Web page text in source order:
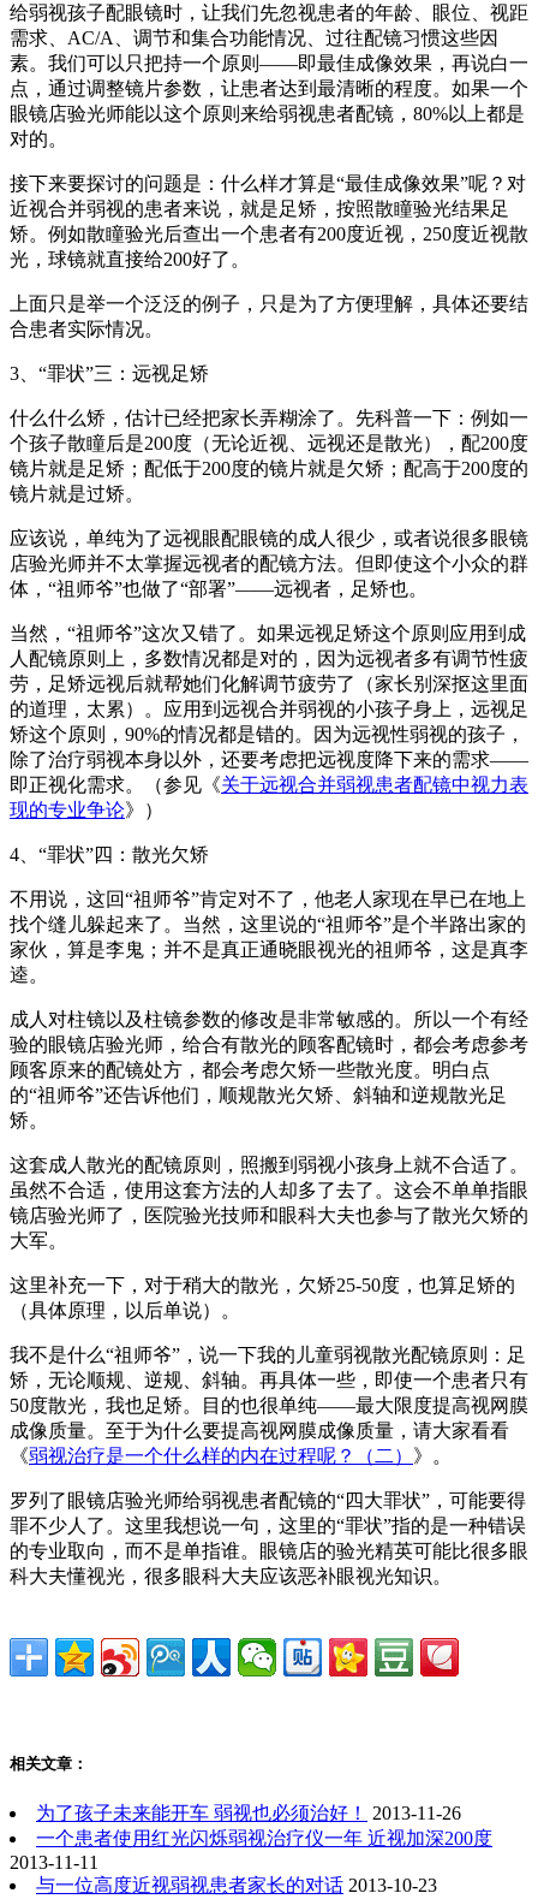
给弱视孩子配眼镜时，让我们先忽视患者的年龄、眼位、视距
需求、AC/A、调节和集合功能情况、过往配镜习惯这些因
素。我们可以只把持一个原则——即最佳成像效果，再说白一
点，通过调整镜片参数，让患者达到最清晰的程度。如果一个
眼镜店验光师能以这个原则来给弱视患者配镜，80%以上都是
对的。
接下来要探讨的问题是：什么样才算是“最佳成像效果”呢？对
近视合并弱视的患者来说，就是足矫，按照散瞳验光结果足
矫。例如散瞳验光后查出一个患者有200度近视，250度近视散
光，球镜就直接给200好了。
上面只是举一个泛泛的例子，只是为了方便理解，具体还要结
合患者实际情况。
3、“罪状”三：远视足矫
什么什么矫，估计已经把家长弄糊涂了。先科普一下：例如一
个孩子散瞳后是200度（无论近视、远视还是散光），配200度
镜片就是足矫；配低于200度的镜片就是欠矫；配高于200度的
镜片就是过矫。
应该说，单纯为了远视眼配眼镜的成人很少，或者说很多眼镜
店验光师并不太掌握远视者的配镜方法。但即使这个小众的群
体，“祖师爷”也做了“部署”——远视者，足矫也。
当然，“祖师爷”这次又错了。如果远视足矫这个原则应用到成
人配镜原则上，多数情况都是对的，因为远视者多有调节性疲
劳，足矫远视后就帮她们化解调节疲劳了（家长别深抠这里面
的道理，太累）。应用到远视合并弱视的小孩子身上，远视足
矫这个原则，90%的情况都是错的。因为远视性弱视的孩子，
除了治疗弱视本身以外，还要考虑把远视度降下来的需求——
即正视化需求。（参见《关于远视合并弱视患者配镜中视力表
现的专业争论》）
4、“罪状”四：散光欠矫
不用说，这回“祖师爷”肯定对不了，他老人家现在早已在地上
找个缝儿躲起来了。当然，这里说的“祖师爷”是个半路出家的
家伙，算是李鬼；并不是真正通晓眼视光的祖师爷，这是真李
逵。
成人对柱镜以及柱镜参数的修改是非常敏感的。所以一个有经
验的眼镜店验光师，给合有散光的顾客配镜时，都会考虑参考
顾客原来的配镜处方，都会考虑欠矫一些散光度。明白点
的“祖师爷”还告诉他们，顺规散光欠矫、斜轴和逆规散光足
矫。
这套成人散光的配镜原则，照搬到弱视小孩身上就不合适了。
虽然不合适，使用这套方法的人却多了去了。这会不单单指眼
镜店验光师了，医院验光技师和眼科大夫也参与了散光欠矫的
大军。
这里补充一下，对于稍大的散光，欠矫25-50度，也算足矫的
（具体原理，以后单说）。
我不是什么“祖师爷”，说一下我的儿童弱视散光配镜原则：足
矫，无论顺规、逆规、斜轴。再具体一些，即使一个患者只有
50度散光，我也足矫。目的也很单纯——最大限度提高视网膜
成像质量。至于为什么要提高视网膜成像质量，请大家看看
《弱视治疗是一个什么样的内在过程呢？（二） 》。
罗列了眼镜店验光师给弱视患者配镜的“四大罪状”，可能要得
罪不少人了。这里我想说一句，这里的“罪状”指的是一种错误
的专业取向，而不是单指谁。眼镜店的验光精英可能比很多眼
科大夫懂视光，很多眼科大夫应该恶补眼视光知识。
相关文章：
为了孩子未来能开车 弱视也必须治好！
2013-11-26
一个患者使用红光闪烁弱视治疗仪一年 近视加深200度
2013-11-11
与一位高度近视弱视患者家长的对话 2013-10-23